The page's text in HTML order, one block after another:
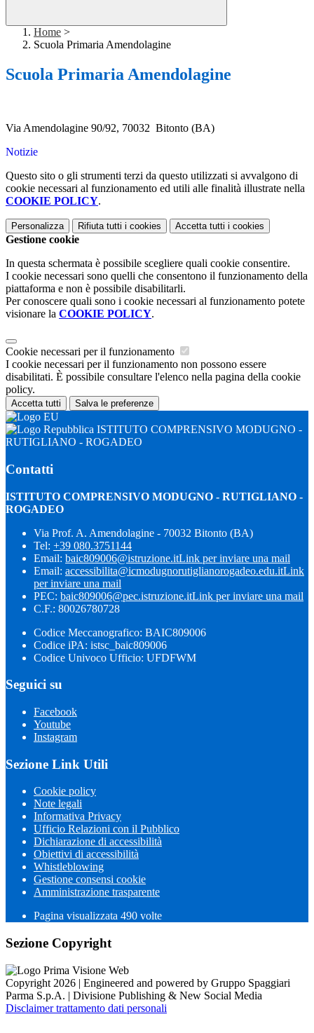
Home >
Scuola Primaria Amendolagine
Scuola Primaria Amendolagine
Via Amendolagine 90/92, 70032 Bitonto (BA)
Notizie
Questo sito o gli strumenti terzi da questo utilizzati si avvalgono di
cookie necessari al funzionamento ed utili alle finalità illustrate nella
COOKIE POLICY.
Personalizza Rifiuta tutti i cookies Accetta tutti i cookies
Gestione cookie
In questa schermata è possibile scegliere quali cookie consentire.
I cookie necessari sono quelli che consentono il funzionamento della
piattaforma e non è possibile disabilitarli.
Per conoscere quali sono i cookie necessari al funzionamento potete
visionare la COOKIE POLICY.
Cookie necessari per il funzionamento
I cookie necessari per il funzionamento non possono essere
disabilitati. È possibile consultare l'elenco nella pagina della cookie
policy.
Accetta tutti Salva le preferenze
ISTITUTO COMPRENSIVO MODUGNO -
RUTIGLIANO - ROGADEO
Contatti
ISTITUTO COMPRENSIVO MODUGNO - RUTIGLIANO -
ROGADEO
Via Prof. A. Amendolagine - 70032 Bitonto (BA)
Tel: +39 080.3751144
Email: baic809006@istruzione.itLink per inviare una mail
Email: accessibilita@icmodugnorutiglianorogadeo.edu.itLink
per inviare una mail
PEC: baic809006@pec.istruzione.itLink per inviare una mail
C.F.: 80026780728
Codice Meccanografico: BAIC809006
Codice iPA: istsc_baic809006
Codice Univoco Ufficio: UFDFWM
Seguici su
Facebook
Youtube
Instagram
Sezione Link Utili
Cookie policy
Note legali
Informativa Privacy
Ufficio Relazioni con il Pubblico
Dichiarazione di accessibilità
Obiettivi di accessibilità
Whistleblowing
Gestione consensi cookie
Amministrazione trasparente
Pagina visualizzata 490 volte
Sezione Copyright
Copyright 2026 | Engineered and powered by Gruppo Spaggiari
Parma S.p.A. | Divisione Publishing & New Social Media
Disclaimer trattamento dati personali